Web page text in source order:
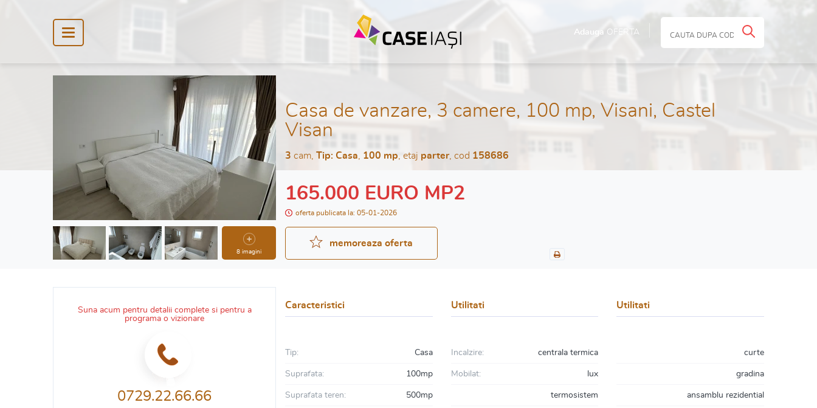
Adauga OFERTA
8 imagini
Casa de vanzare, 3 camere, 100 mp, Visani, Castel
Visan
3 cam, Tip: Casa 100 mp , etaj parter, cod 158686
165.000 EURO MP2
oferta publicata la: 05-01-2026
memoreaza oferta
Suna acum pentru detalii complete si pentru a
programa o vizionare
0729.22.66.66
Caracteristici
Tip: Casa
Suprafata: 100mp
Suprafata teren: 500mp
Utilitati
Incalzire: centrala termica
Mobilat: lux
termosistem
Utilitati
curte
gradina
ansamblu rezidential